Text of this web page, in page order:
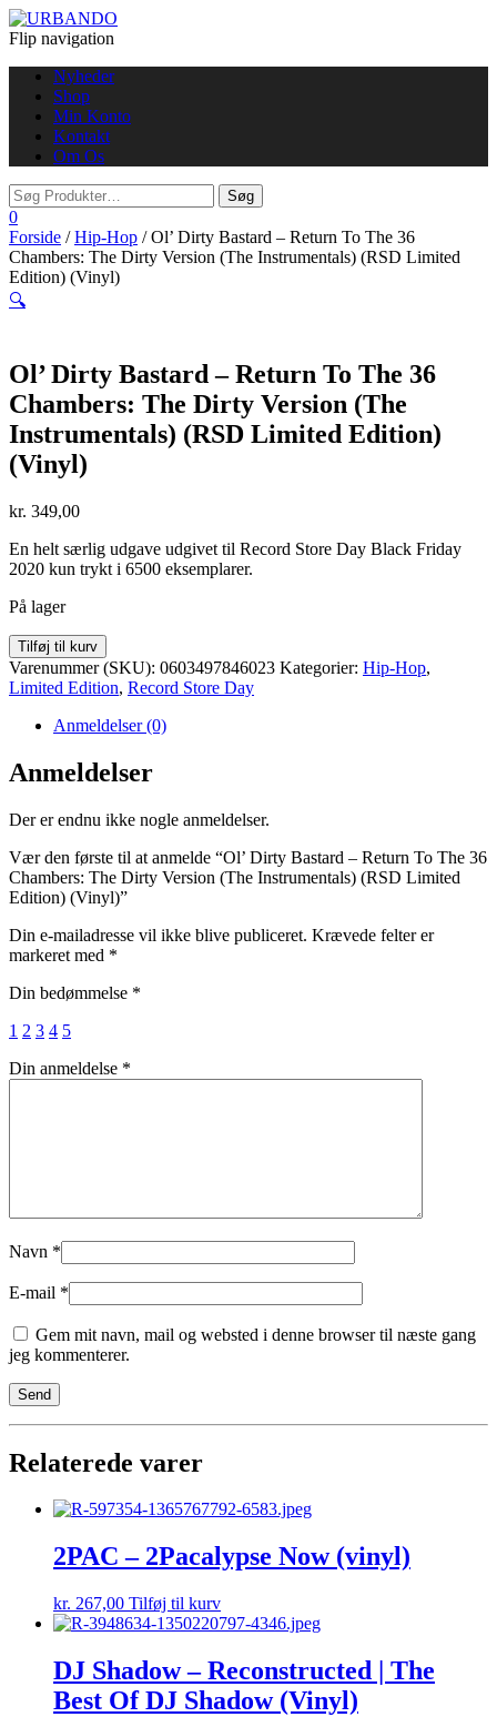
Flip navigation
Nyheder
Shop
Min Konto
Kontakt
Om Os
0
Forside /Hip-Hop / Ol’ Dirty Bastard – Return To The 36
Chambers: The Dirty Version (The Instrumentals) (RSD Limited
Edition) (Vinyl)
🔍
Ol’ Dirty Bastard – Return To The 36
Chambers: The Dirty Version (The
Instrumentals) (RSD Limited Edition)
(Vinyl)
kr. 349,00
En helt særlig udgave udgivet til Record Store Day Black Friday
2020 kun trykt i 6500 eksemplarer.
På lager
Ol'
Dirty
Bastard
Return
The
36
The
Version
(The
Instrumentals)
Limited
Edition)
(Vinyl)
antal
Tilføj til kurv
Varenummer (SKU): 0603497846023 Kategorier: Hip-Hop,
Limited Edition, Record Store Day
Anmeldelser (0)
Anmeldelser
Der er endnu ikke nogle anmeldelser.
Vær den første til at anmelde “Ol’ Dirty Bastard – Return To The 36
Chambers: The Dirty Version (The Instrumentals) (RSD Limited
Edition) (Vinyl)”
Din e-mailadresse vil ikke blive publiceret. Krævede felter er
markeret med *
Din bedømmelse *
1 2 3 4 5
Din anmeldelse *
Navn *
E-mail *
Gem mit navn, mail og websted i denne browser til næste gang
jeg kommenterer.
Relaterede varer
2PAC – 2Pacalypse Now (vinyl)
kr. 267,00 Tilføj til kurv
DJ Shadow – Reconstructed | The
Best Of DJ Shadow (Vinyl)